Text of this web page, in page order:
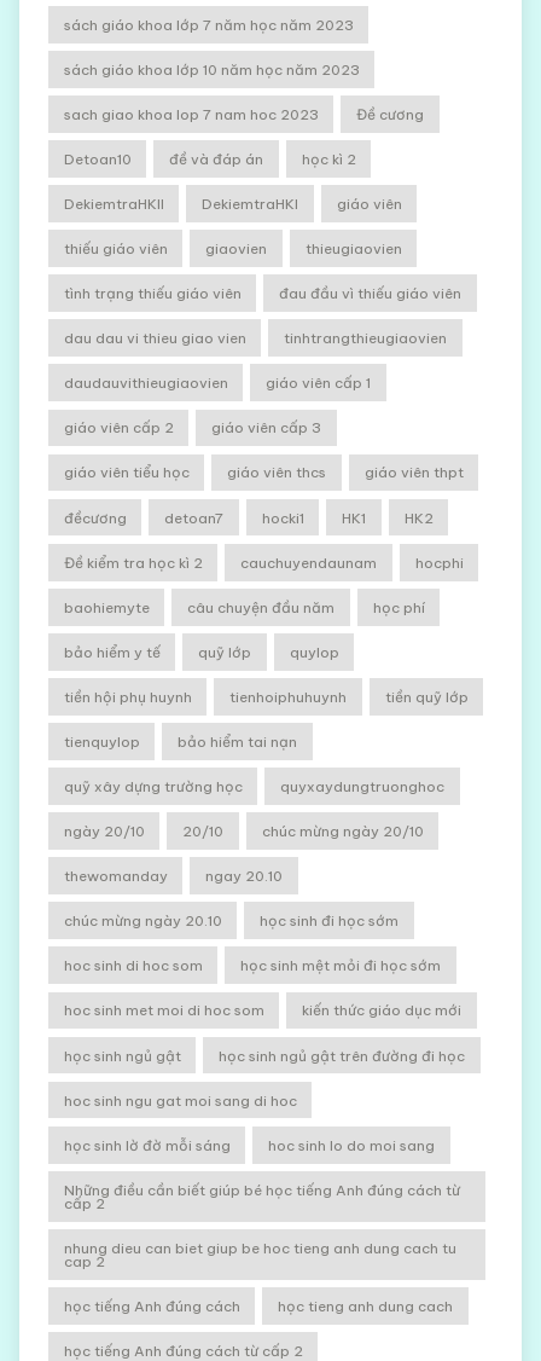
sách giáo khoa lớp 7 năm học năm 2023
sách giáo khoa lớp 10 năm học năm 2023
sach giao khoa lop 7 nam hoc 2023 Đề cương
Detoan10 đề và đáp án học kì 2
DekiemtraHKII DekiemtraHKI giáo viên
thiếu giáo viên giaovien thieugiaovien
tình trạng thiếu giáo viên đau đầu vì thiếu giáo viên
dau dau vi thieu giao vien tinhtrangthieugiaovien
daudauvithieugiaovien giáo viên cấp 1
giáo viên cấp 2 giáo viên cấp 3
giáo viên tiểu học giáo viên thcs giáo viên thpt
đềcương detoan7 hocki1 HK1 HK2
Đề kiểm tra học kì 2 cauchuyendaunam hocphi
baohiemyte câu chuyện đầu năm học phí
bảo hiểm y tế quỹ lớp quylop
tiền hội phụ huynh tienhoiphuhuynh tiền quỹ lớp
tienquylop bảo hiểm tai nạn
quỹ xây dựng trường học quyxaydungtruonghoc
ngày 20/10 20/10 chúc mừng ngày 20/10
thewomanday ngay 20.10
chúc mừng ngày 20.10 học sinh đi học sớm
hoc sinh di hoc som học sinh mệt mỏi đi học sớm
hoc sinh met moi di hoc som kiến thức giáo dục mới
học sinh ngủ gật học sinh ngủ gật trên đường đi học
hoc sinh ngu gat moi sang di hoc
học sinh lờ đờ mỗi sáng hoc sinh lo do moi sang
Những điều cần biết giúp bé học tiếng Anh đúng cách từ
cấp 2
nhung dieu can biet giup be hoc tieng anh dung cach tu
cap 2
học tiếng Anh đúng cách học tieng anh dung cach
học tiếng Anh đúng cách từ cấp 2